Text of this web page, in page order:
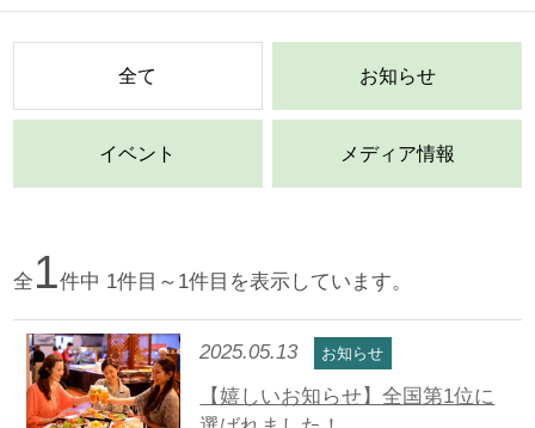
全て お知らせ
イベント メディア情報
全 1件中 1件目～1件目を表示しています。
2025.05.13 お知らせ
【嬉しいお知らせ】全国第1位に